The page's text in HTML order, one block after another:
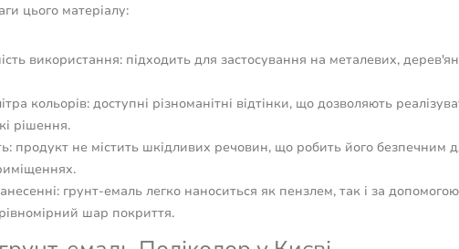
цього матеріалу:
використання: підходить для застосування на металевих,
кольорів: доступні різноманітні відтінки, що дозволяють
рішення.
продукт не містить шкідливих речовин, що робить його безпечним
грунт-емаль легко наноситься як пензлем, так і за
шар покриття.